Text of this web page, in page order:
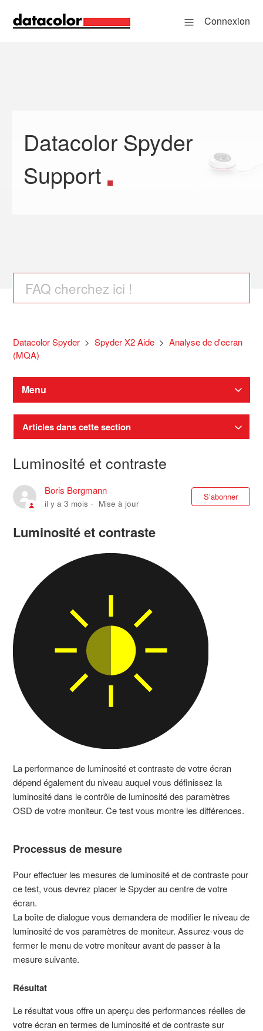
Connexion
Datacolor Spyder
Support
Recherche
Datacolor Spyder Spyder X2 Aide
Analyse de d'ecran
(MQA)
Menu
Articles dans cette section
Luminosité et contraste
Boris Bergmann
il y a 3 mois Mise à jour
S’abonner
Luminosité et contraste
La performance de luminosité et contraste de votre écran
dépend également du niveau auquel vous définissez la
luminosité dans le contrôle de luminosité des paramètres
OSD de votre moniteur. Ce test vous montre les différences.
Processus de mesure
Pour effectuer les mesures de luminosité et de contraste pour
ce test, vous devrez placer le Spyder au centre de votre
écran.
La boîte de dialogue vous demandera de modifier le niveau de
luminosité de vos paramètres de moniteur. Assurez-vous de
fermer le menu de votre moniteur avant de passer à la
mesure suivante.
Résultat
Le résultat vous offre un aperçu des performances réelles de
votre écran en termes de luminosité et de contraste sur